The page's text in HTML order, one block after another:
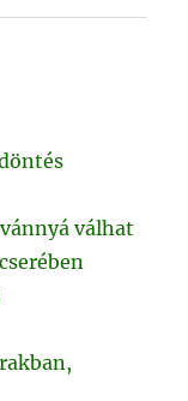
válhat